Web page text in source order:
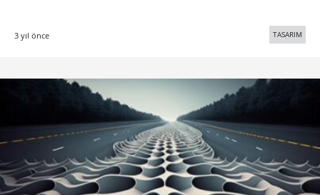
3 yıl önce TASARIM